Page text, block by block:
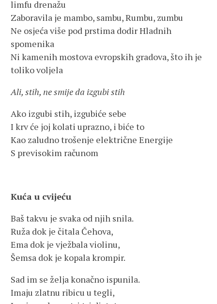
limfu drenažu
Zaboravila je mambo, sambu, Rumbu, zumbu
Ne osjeća više pod prstima dodir Hladnih
spomenika
Ni kamenih mostova evropskih gradova, što ih je
toliko voljela
Ali, stih, ne smije da izgubi stih
Ako izgubi stih, izgubiće sebe
I krv će joj kolati uprazno, i biće to
Kao zaludno trošenje električne Energije
S previsokim računom
Kuća u cvijeću
Baš takvu je svaka od njih snila.
Ruža dok je čitala Čehova,
Ema dok je vježbala violinu,
Šemsa dok je kopala krompir.
Sad im se želja konačno ispunila.
Imaju zlatnu ribicu u tegli,